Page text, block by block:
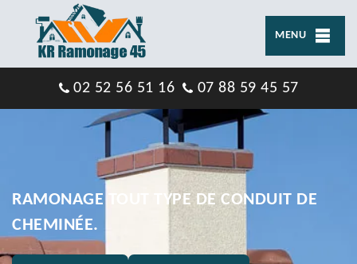
MENU
02 52 56 51 16 07 88 59 45 57
RAMONAGE TOUT TYPE DE CONDUIT DE
CHEMINÉE.